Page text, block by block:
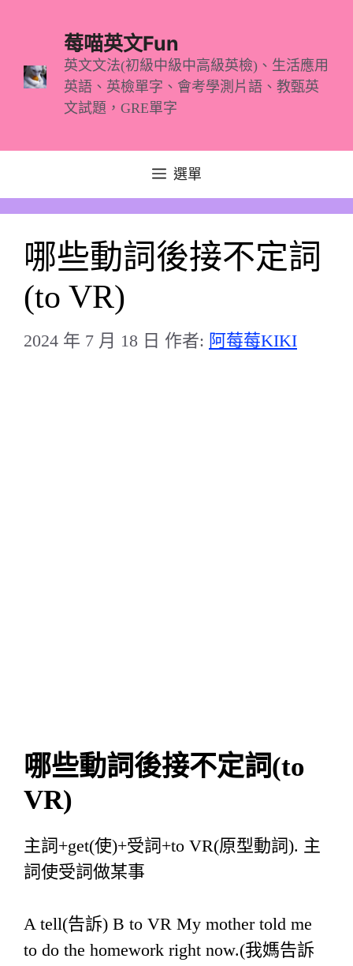
莓喵英文Fun
英文文法(初級中級中高級英檢)、生活應用
英語、英檢單字、會考學測片語、教甄英
文試題，GRE單字
選單
哪些動詞後接不定詞
(to VR)
2024 年 7 月 18 日 作者: 阿莓莓KIKI
哪些動詞後接不定詞(to
VR)
主詞+get(使)+受詞+to VR(原型動詞). 主
詞使受詞做某事
A tell(告訴) B to VR My mother told me
to do the homework right now.(我媽告訴